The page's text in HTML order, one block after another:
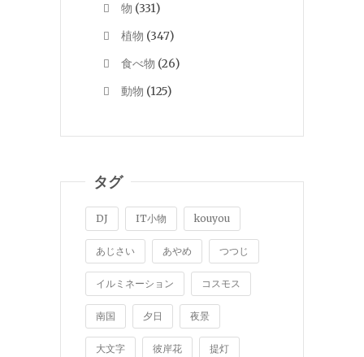
物 (331)
植物 (347)
食べ物 (26)
動物 (125)
タグ
DJ IT小物 kouyou
あじさい あやめ つつじ
イルミネーション コスモス
南国 夕日 夜景
大文字 彼岸花 提灯